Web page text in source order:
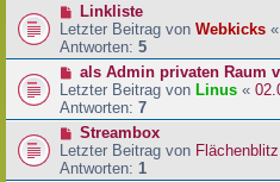
Linkliste
Letzter Beitrag von Webkicks «
Antworten: 5
als Admin privaten Raum
Letzter Beitrag von Linus «
Antworten: 7
Streambox
Letzter Beitrag von Flächenblitz
Antworten: 1